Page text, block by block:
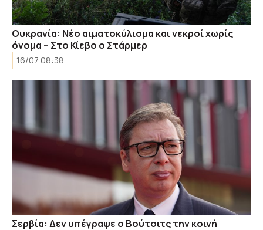
Ουκρανία: Νέο αιματοκύλισμα και νεκροί χωρίς
όνομα – Στο Κίεβο ο Στάρμερ
16/07 08:38
Σερβία: Δεν υπέγραψε ο Βούτσιτς την κοινή